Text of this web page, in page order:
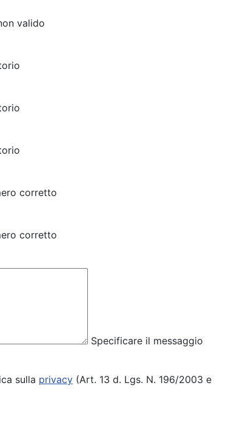
valido
corretto
corretto
Specificare il messaggio
sulla privacy (Art. 13 d. Lgs. N. 196/2003 e